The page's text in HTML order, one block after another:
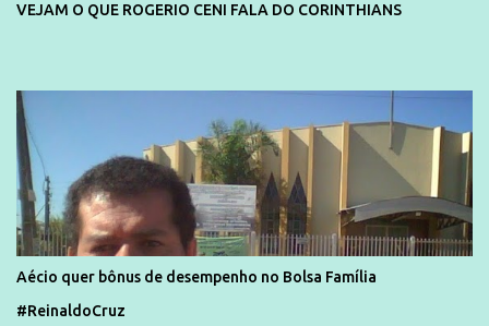
VEJAM O QUE ROGERIO CENI FALA DO CORINTHIANS
Aécio quer bônus de desempenho no Bolsa Família
#ReinaldoCruz